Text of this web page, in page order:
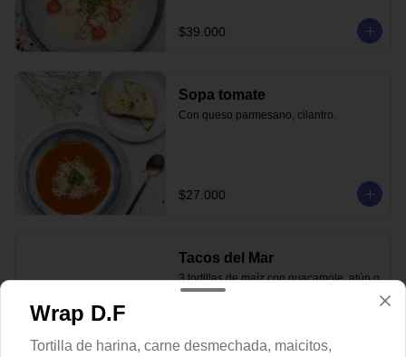
$39.000
Sopa tomate
Con queso parmesano, cilantro.
$27.000
Tacos del Mar
3 tortillas de maíz con guacamole, atún o
salmón fresco, con toque de rábano y
Wrap D.F
Tortilla de harina, carne desmechada, maicitos,